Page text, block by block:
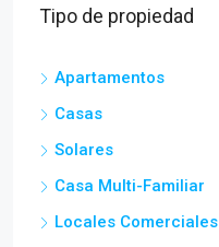
Tipo de propiedad
Apartamentos
Casas
Solares
Casa Multi-Familiar
Locales Comerciales